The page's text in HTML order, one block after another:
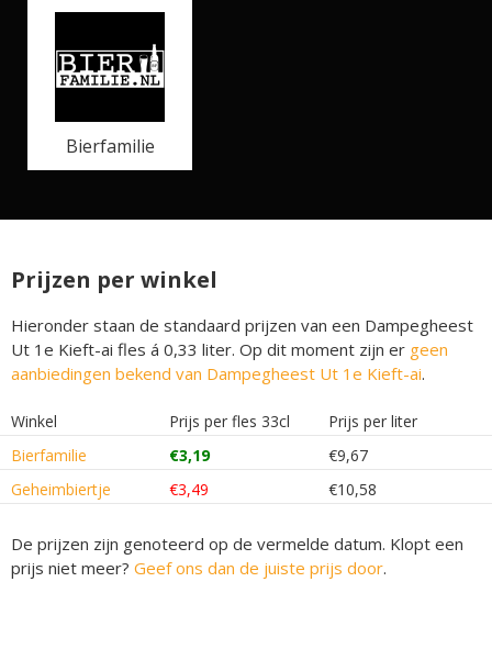
Bierfamilie
Prijzen per winkel
Hieronder staan de standaard prijzen van een Dampegheest
Ut 1e Kieft-ai fles á 0,33 liter. Op dit moment zijn er geen
aanbiedingen bekend van Dampegheest Ut 1e Kieft-ai.
Winkel Prijs per fles 33cl
Prijs per liter
Bierfamilie
€3,19
€9,67
Geheimbiertje
€3,49 €10,58
De prijzen zijn genoteerd op de vermelde datum. Klopt een
prijs niet meer? Geef ons dan de juiste prijs door.